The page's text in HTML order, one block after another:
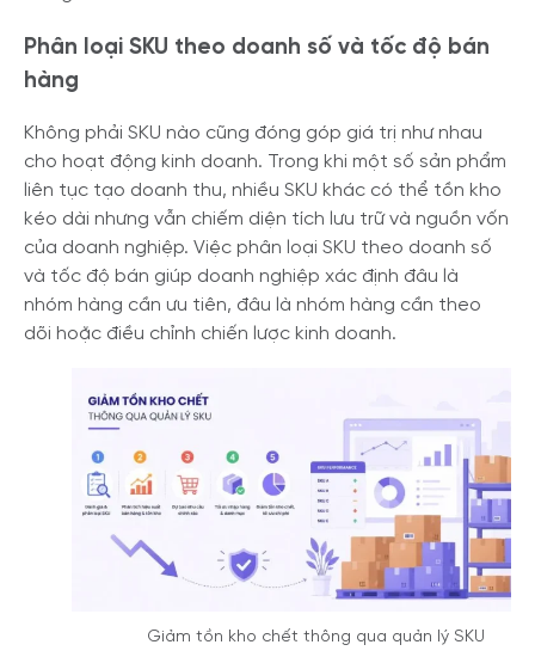
Phân loại SKU theo doanh số và tốc độ bán
hàng
Không phải SKU nào cũng đóng góp giá trị như nhau
cho hoạt động kinh doanh. Trong khi một số sản phẩm
liên tục tạo doanh thu, nhiều SKU khác có thể tồn kho
kéo dài nhưng vẫn chiếm diện tích lưu trữ và nguồn vốn
của doanh nghiệp. Việc phân loại SKU theo doanh số
và tốc độ bán giúp doanh nghiệp xác định đâu là
nhóm hàng cần ưu tiên, đâu là nhóm hàng cần theo
dõi hoặc điều chỉnh chiến lược kinh doanh.
Giảm tồn kho chết thông qua quản lý SKU